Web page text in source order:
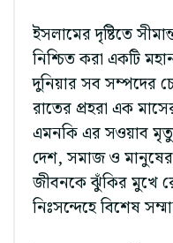
ইসলামের দৃষ্টিতে
নিশ্চিত করা একটি
দুনিয়ার সব সম্পদের
রাতের প্রহরা এক
এমনকি এর সওয়াব
দেশ, সমাজ ও মানুষের
জীবনকে ঝুঁকির মুখে
নিঃসন্দেহে বিশেষ